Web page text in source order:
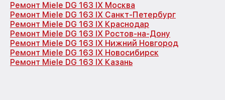
Ремонт Miele DG 163 IX Москва
Ремонт Miele DG 163 IX Санкт-Петербург
Ремонт Miele DG 163 IX Краснодар
Ремонт Miele DG 163 IX Ростов-на-Дону
Ремонт Miele DG 163 IX Нижний Новгород
Ремонт Miele DG 163 IX Новосибирск
Ремонт Miele DG 163 IX Казань